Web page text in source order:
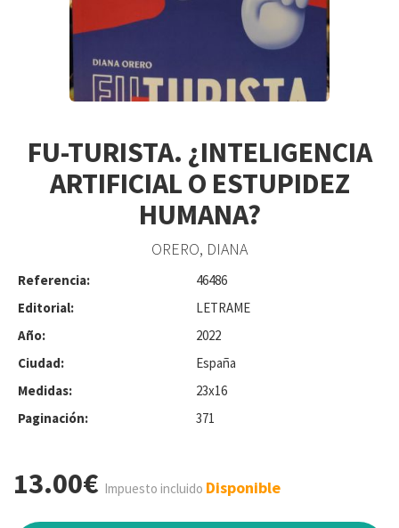
FU-TURISTA. ¿INTELIGENCIA
ARTIFICIAL O ESTUPIDEZ
HUMANA?
ORERO, DIANA
Referencia:
46486
Editorial:
LETRAME
Año:
2022
Ciudad:
España
Medidas:
23x16
Paginación:
371
13.00€ Impuesto incluido Disponible